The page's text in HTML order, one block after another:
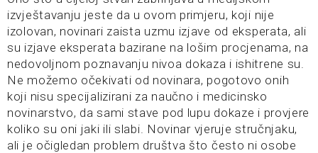
izvještavanju jeste da u ovom primjeru, koji nije
izolovan, novinari zaista uzmu izjave od eksperata, ali
su izjave eksperata bazirane na lošim procjenama, na
nedovoljnom poznavanju nivoa dokaza i ishitrene su.
Ne možemo očekivati od novinara, pogotovo onih
koji nisu specijalizirani za naučno i medicinsko
novinarstvo, da sami stave pod lupu dokaze i provjere
koliko su oni jaki ili slabi. Novinar vjeruje stručnjaku,
ali je očigledan problem društva što često ni osobe